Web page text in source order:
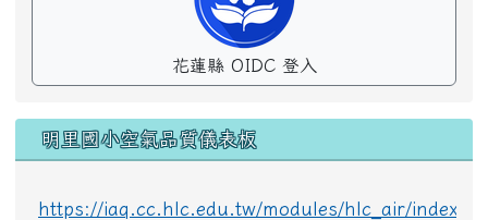
花蓮縣 OIDC 登入
明里國小空氣品質儀表板
https://iaq.cc.hlc.edu.tw/modules/hlc_air/